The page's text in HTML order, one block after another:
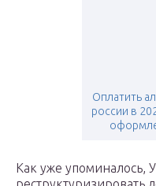
Оплатить
россии в
Как уже упоминалось,